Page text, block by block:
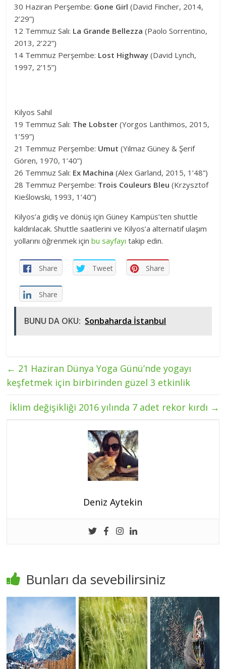
30 Haziran Perşembe: Gone Girl(David Fincher, 2014,
2’29”)
12 Temmuz Salı: La Grande Bellezza (Paolo Sorrentino,
2013, 2’22”)
14 Temmuz Perşembe: Lost Highway (David Lynch,
1997, 2’15”)
Kilyos Sahil
19 Temmuz Salı: The Lobster (Yorgos Lanthimos, 2015,
1’59”)
21 Temmuz Perşembe: Umut (Yılmaz Güney & Şerif
Gören, 1970, 1’40”)
26 Temmuz Salı: Ex Machina (Alex Garland, 2015, 1’48”)
28 Temmuz Perşembe: Trois Couleurs Bleu (Krzysztof
Kieślowski, 1993, 1’40”)
Kilyos’a gidiş ve dönüş için Güney Kampüs’ten shuttle
kaldırılacak. Shuttle saatlerini ve Kilyos’a alternatif ulaşım
yollarını öğrenmek içinbu sayfayı takip edin.
Share Tweet Share
Share
BUNU DA OKU: Sonbaharda İstanbul
← 21 Haziran Dünya Yoga Günü’nde yogayı
keşfetmek için birbirinden güzel 3 etkinlik
İklim değişikliği 2016 yılında 7 adet rekor kırdı →
Deniz Aytekin
Bunları da sevebilirsiniz